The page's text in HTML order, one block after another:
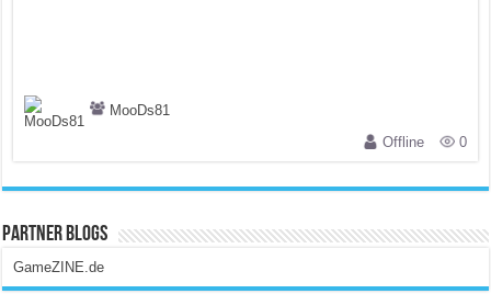
MooDs81
Offline
0
Partner Blogs
GameZINE.de